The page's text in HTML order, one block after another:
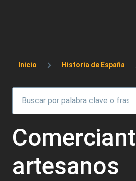
Sobrescribir
Inicio Historia de España
artesanos